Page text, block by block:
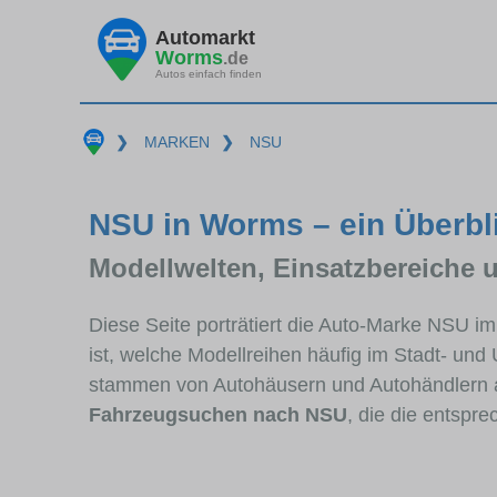
Automarkt
Worms.de
Autos einfach finden
❯ MARKEN ❯ NSU
NSU in Worms – ein
Modellwelten, Einsatzbereiche
Diese Seite porträtiert die Auto-Marke NSU
ist, welche Modellreihen häufig im Stadt-
stammen von Autohäusern und
Fahrzeugsuchen nach NSU, die die